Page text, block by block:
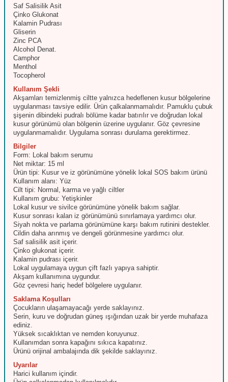
Saf Salisilik Asit
Çinko Glukonat
Kalamin Pudrası
Gliserin
Zinc PCA
Alcohol Denat.
Camphor
Menthol
Tocopherol
Kullanım Şekli
Akşamları temizlenmiş ciltte yalnızca hedeflenen kusur bölgelerine
uygulanması tavsiye edilir. Ürün çalkalanmamalıdır. Pamuklu çubuk
şişenin dibindeki pudralı bölüme kadar batırılır ve doğrudan lokal
kusur görünümü olan bölgenin üzerine uygulanır. Göz çevresine
uygulanmamalıdır. Uygulama sonrası durulama gerektirmez.
Bilgiler
Form: Lokal bakım serumu
Net miktar: 15 ml
Ürün tipi: Kusur ve iz görünümüne yönelik lokal SOS bakım ürünü
Kullanım alanı: Yüz
Cilt tipi: Normal, karma ve yağlı ciltler
Kullanım grubu: Yetişkinler
Lokal kusur ve sivilce görünümüne yönelik bakım sağlar.
Kusur sonrası kalan iz görünümünü sınırlamaya yardımcı olur.
Siyah nokta ve parlama görünümüne karşı bakım rutinini destekler.
Cildin daha arınmış ve dengeli görünmesine yardımcı olur.
Saf salisilik asit içerir.
Çinko glukonat içerir.
Kalamin pudrası içerir.
Lokal uygulamaya uygun çift fazlı yapıya sahiptir.
Akşam kullanımına uygundur.
Göz çevresi hariç hedef bölgelere uygulanır.
Saklama Koşulları
Çocukların ulaşamayacağı yerde saklayınız.
Serin, kuru ve doğrudan güneş ışığından uzak bir yerde muhafaza
ediniz.
Yüksek sıcaklıktan ve nemden koruyunuz.
Kullanımdan sonra kapağını sıkıca kapatınız.
Ürünü orijinal ambalajında dik şekilde saklayınız.
Uyarılar
Harici kullanım içindir.